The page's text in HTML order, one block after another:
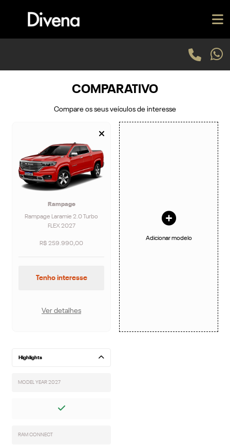
COMPARATIVO
Compare os seus veículos de interesse
Rampage
Rampage Laramie 2.0 Turbo
FLEX 2027
R$ 259.990,00
Tenho interesse
Ver detalhes
Adicionar modelo
Highlights
MODEL YEAR 2027
RAM CONNECT